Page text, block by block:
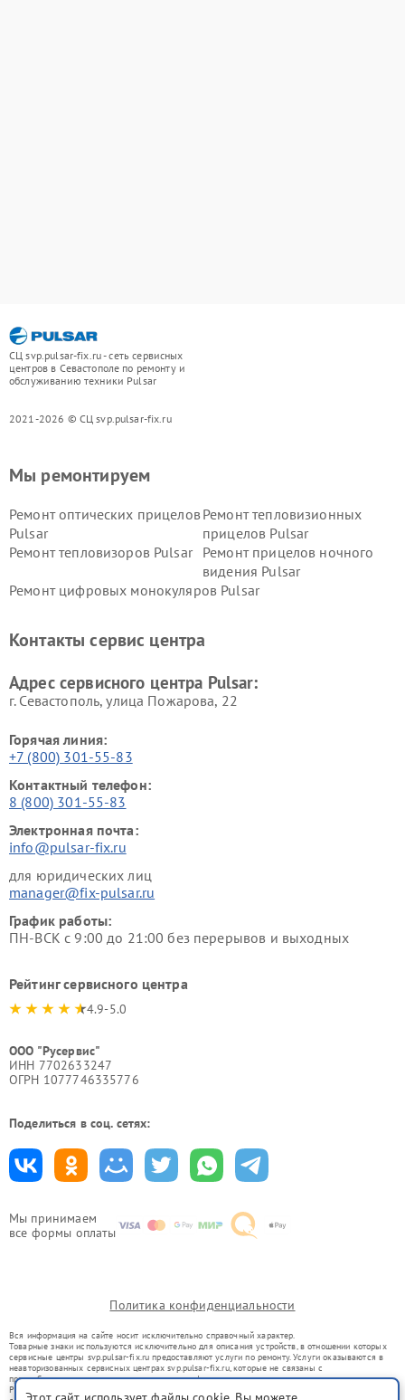
СЦ svp.pulsar-fix.ru - сеть сервисных
центров в Севастополе по ремонту и
обслуживанию техники Pulsar
2021-2026 © СЦ svp.pulsar-fix.ru
Мы принимаем
все формы оплаты
Мы ремонтируем
Ремонт оптических прицелов
Pulsar
Ремонт тепловизионных
прицелов Pulsar
Ремонт тепловизоров Pulsar
Ремонт прицелов ночного
видения Pulsar
Ремонт цифровых монокуляров Pulsar
Контакты сервис центра
Адрес сервисного центра Pulsar:
г. Севастополь, улица Пожарова, 22
Горячая линия:
+7 (800) 301-55-83
Контактный телефон:
8 (800) 301-55-83
Электронная почта:
info@pulsar-fix.ru
для юридических лиц
manager@fix-pulsar.ru
График работы:
ПН-ВСК с 9:00 до 21:00 без перерывов и выходных
Рейтинг сервисного центра
4.9-5.0
ООО "Русервис"
ИНН 7702633247
ОГРН 1077746335776
Поделиться в соц. сетях:
Политика конфиденциальности
Вся информация на сайте носит исключительно справочный характер.
Товарные знаки используются исключительно для описания устройств, в отношении которых
сервисные центры svp.pulsar-fix.ru предоставляют услуги по ремонту. Услуги оказываются в
неавторизованных сервисных центрах svp.pulsar-fix.ru, которые не связаны с
правообладателями товарных знаков или их официальными представителями.
Ремонт осуществляется для устройств, уже введенных в гражданский оборот в соответствии